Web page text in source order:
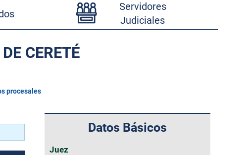
Servidores
Judiciales
CERETÉ
procesales
Datos Básicos
Juez